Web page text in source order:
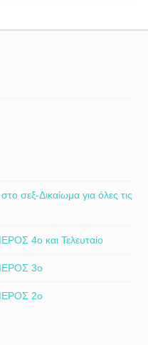
σεξ-Δικαίωμα για όλες τις
4ο και Τελευταίο
3ο
2ο